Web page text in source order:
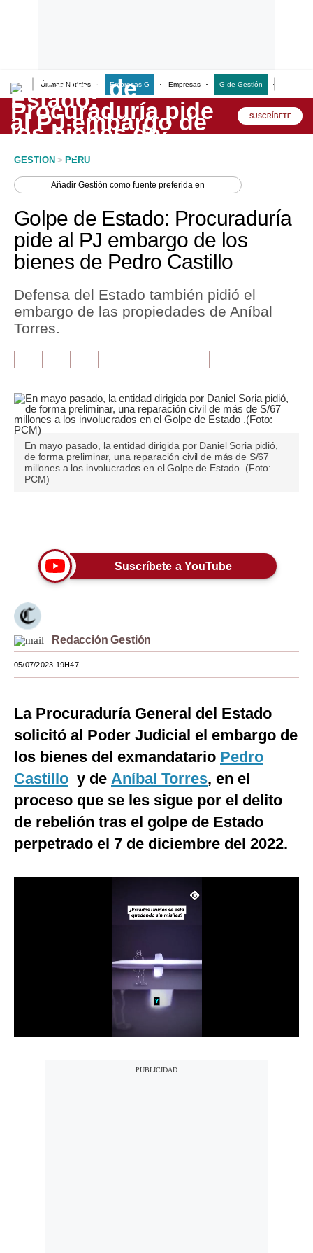
Últimas Noticias Empresas G Empresas G de Gestión
Lo último
Peru Quiosco
Economía
Mercados
Política
Finanzas Personales
Inmobiliarias
Plus G
Opinión
Editorial
Tendencias
Viajes
Estilos
EEUU
México
España
Internacional
Tecnología
Videos
SUSCRÍBETE
GESTION > PERU
AñadirGestión como fuente preferida en
Golpe de Estado: Procuraduría
pide al PJ embargo de los
bienes de Pedro Castillo
Defensa del Estado también pidió el
embargo de las propiedades de Aníbal
Torres.
En mayo pasado, la entidad dirigida por Daniel Soria pidió,
de forma preliminar, una reparación civil de más de S/67
millones a los involucrados en el Golpe de Estado .(Foto:
PCM)
Suscríbete a YouTube
Redacción Gestión
05/07/2023 19H47
La Procuraduría General del Estado
solicitó al Poder Judicial el embargo de
los bienes del exmandatario Pedro
Castillo y de Aníbal Torres, en el
proceso que se les sigue por el delito
de rebelión tras el golpe de Estado
perpetrado el 7 de diciembre del 2022.